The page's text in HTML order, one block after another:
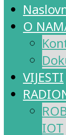
O
VIJESTI
IOT